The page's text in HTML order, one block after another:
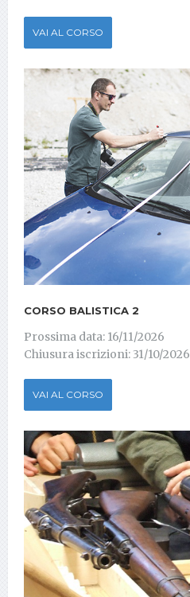
VAI AL CORSO
CORSO BALISTICA 2
Prossima data: 16/11/2026
Chiusura iscrizioni: 31/10/2026
VAI AL CORSO